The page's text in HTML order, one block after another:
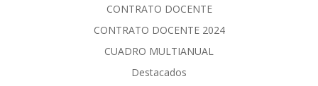
CONTRATO DOCENTE
CONTRATO DOCENTE 2024
CUADRO MULTIANUAL
Destacados